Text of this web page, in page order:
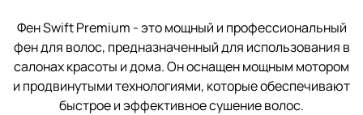
Фен Swift Premium - это мощный и профессиональный
фен для волос, предназначенный для использования в
салонах красоты и дома. Он оснащен мощным мотором
и продвинутыми технологиями, которые обеспечивают
быстрое и эффективное сушение волос.